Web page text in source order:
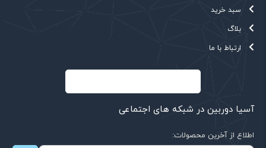
سبد خرید
بلاگ
ارتباط با ما
آسیا دوربین در شبکه های اجتماعی
اطلاع از آخرین محصولات: